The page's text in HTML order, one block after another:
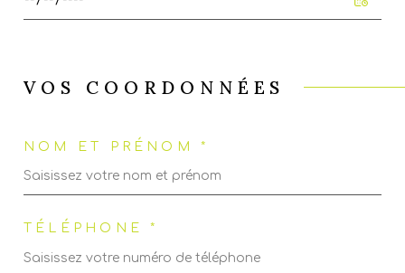
VOS COORDONNÉES
NOM ET PRÉNOM *
TÉLÉPHONE *